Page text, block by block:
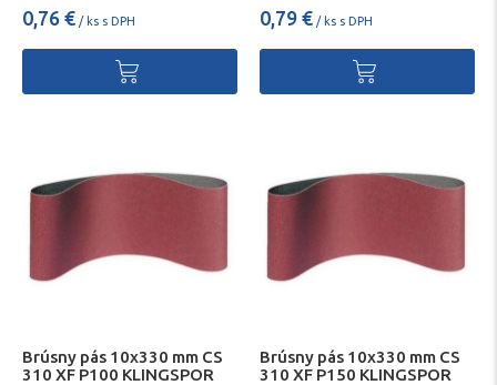
0,76 € / ks s DPH 0,79 € / ks s DPH
Brúsny pás 10x330 mm CS
310 XF P100 KLINGSPOR
Brúsny pás 10x330 mm CS
310 XF P150 KLINGSPOR